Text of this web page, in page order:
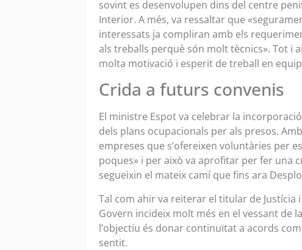
sovint es desenvolupen dins del centre
Interior. A més, va ressaltar que
interessats ja compliran amb els
als treballs perquè són molt tècnics». Tot i
molta motivació i esperit de treball en
Crida a futurs convenis
El ministre Espot va celebrar la
dels plans ocupacionals per als presos.
empreses que s’ofereixen voluntàries per
poques» i per això va aprofitar per fer una
segueixin el mateix camí que fins ara
Tal com ahir va reiterar el titular de Justícia
Govern incideix molt més en el vessant de
l’objectiu és donar continuïtat a acords
sentit.